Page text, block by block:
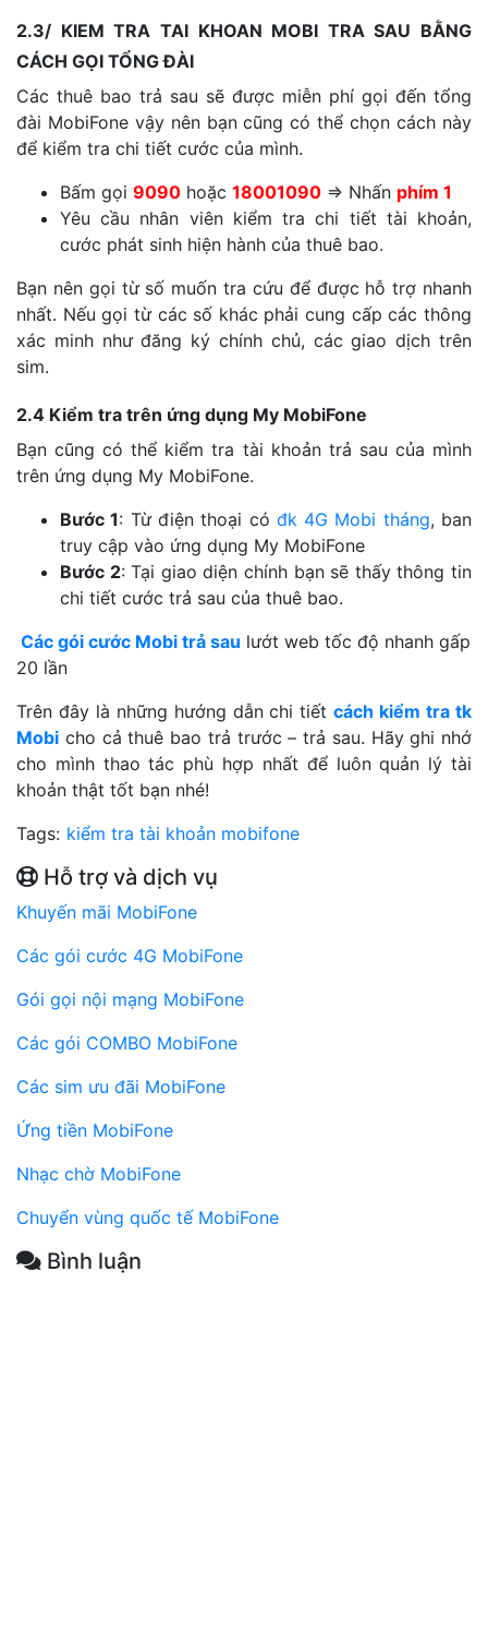
2.3/ KIEM TRA TAI KHOAN MOBI TRA SAU BẰNG
CÁCH GỌI TỔNG ĐÀI
Các thuê bao trả sau sẽ được miễn phí gọi đến tổng
đài MobiFone vậy nên bạn cũng có thể chọn cách này
để kiểm tra chi tiết cước của mình.
Bấm gọi 9090 hoặc 18001090 ⇒ Nhấn phím 1
Yêu cầu nhân viên kiểm tra chi tiết tài khoản,
cước phát sinh hiện hành của thuê bao.
Bạn nên gọi từ số muốn tra cứu để được hỗ trợ nhanh
nhất. Nếu gọi từ các số khác phải cung cấp các thông
xác minh như đăng ký chính chủ, các giao dịch trên
sim.
2.4 Kiểm tra trên ứng dụng My MobiFone
Bạn cũng có thể kiểm tra tài khoản trả sau của mình
trên ứng dụng My MobiFone.
Bước 1: Từ điện thoại có đk 4G Mobi tháng, ban
truy cập vào ứng dụng My MobiFone
Bước 2: Tại giao diện chính bạn sẽ thấy thông tin
chi tiết cước trả sau của thuê bao.
Các gói cước Mobi trả sau lướt web tốc độ nhanh gấp
20 lần
Trên đây là những hướng dẫn chi tiếtcách kiểm tra tk
Mobi cho cả thuê bao trả trước – trả sau. Hãy ghi nhớ
cho mình thao tác phù hợp nhất để luôn quản lý tài
khoản thật tốt bạn nhé!
Tags: kiểm tra tài khoản mobifone
Hỗ trợ và dịch vụ
Khuyến mãi MobiFone
Các gói cước 4G MobiFone
Gói gọi nội mạng MobiFone
Các gói COMBO MobiFone
Các sim ưu đãi MobiFone
Ứng tiền MobiFone
Nhạc chờ MobiFone
Chuyển vùng quốc tế MobiFone
Bình luận